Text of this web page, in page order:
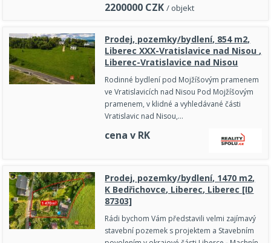
2200000 CZK / objekt
Prodej, pozemky/bydlení, 854 m2,
Liberec XXX-Vratislavice nad Nisou ,
Liberec-Vratislavice nad Nisou
Rodinné bydlení pod Mojžíšovým pramenem
ve Vratislavicích nad Nisou Pod Mojžíšovým
pramenem, v klidné a vyhledávané části
Vratislavic nad Nisou,…
cena v RK
Prodej, pozemky/bydlení, 1470 m2,
K Bedřichovce, Liberec, Liberec [ID
87303]
Rádi bychom Vám představili velmi zajímavý
stavební pozemek s projektem a Stavebním